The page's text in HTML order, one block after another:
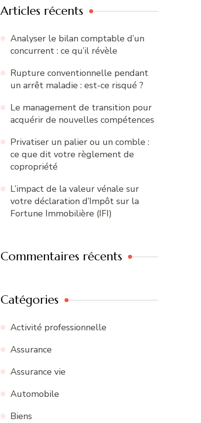
Articles récents
Analyser le bilan comptable d’un
concurrent : ce qu’il révèle
Rupture conventionnelle pendant
un arrêt maladie : est-ce risqué ?
Le management de transition pour
acquérir de nouvelles compétences
Privatiser un palier ou un comble :
ce que dit votre règlement de
copropriété
L’impact de la valeur vénale sur
votre déclaration d’Impôt sur la
Fortune Immobilière (IFI)
Commentaires récents
Catégories
Activité professionnelle
Assurance
Assurance vie
Automobile
Biens